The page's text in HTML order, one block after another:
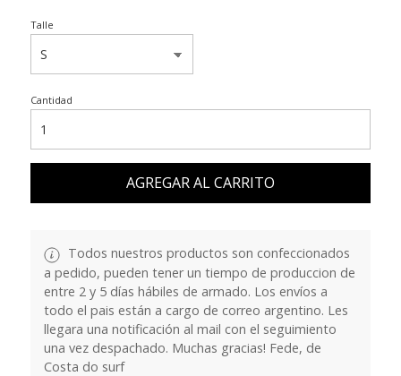
Talle
Cantidad
AGREGAR AL CARRITO
Todos nuestros productos son confeccionados
a pedido, pueden tener un tiempo de produccion de
entre 2 y 5 días hábiles de armado. Los envíos a
todo el pais están a cargo de correo argentino. Les
llegara una notificación al mail con el seguimiento
una vez despachado. Muchas gracias! Fede, de
Costa do surf